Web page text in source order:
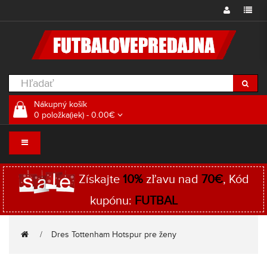
Nákupný košík
0 položka(iek) - 0.00€
Získajte 10%zľavu nad 70€, Kód
kupónu: FUTBAL
Dres Tottenham Hotspur pre ženy